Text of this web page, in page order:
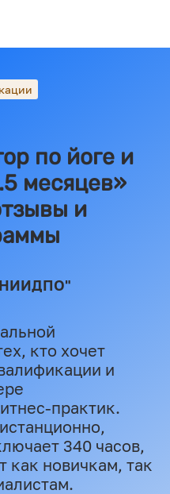
по йоге и
месяцев»
и
кто хочет
и
практик.
340 часов,
как новичкам, так